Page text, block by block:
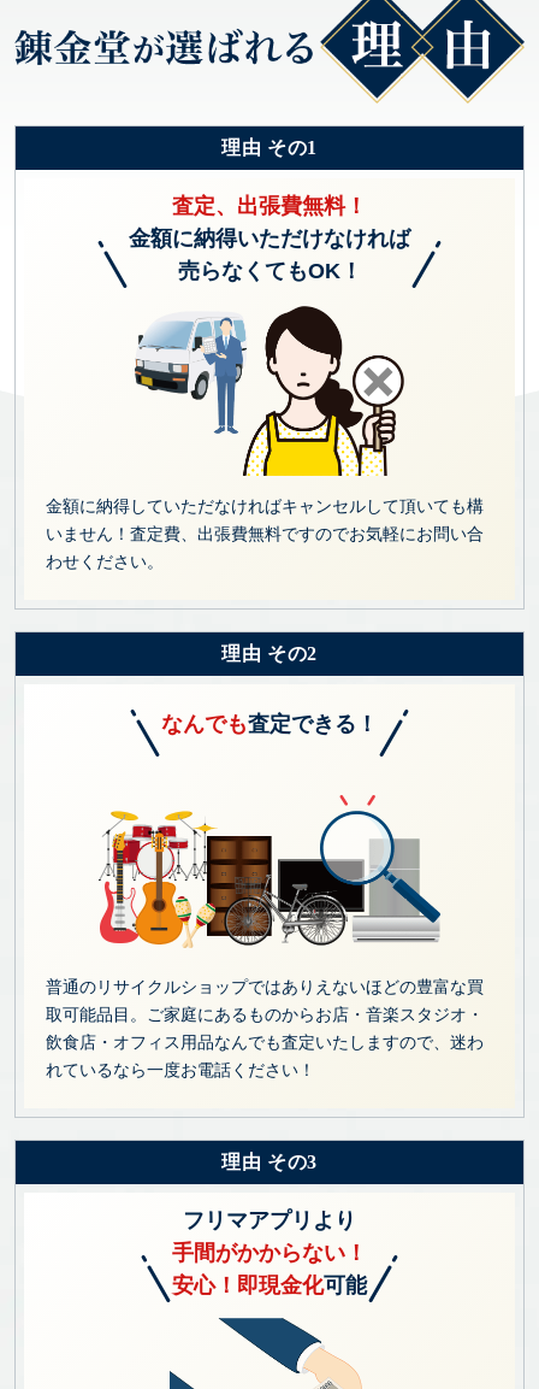
理由 その1
査定、出張費無料！
金額に納得いただけなければ
売らなくてもOK！
金額に納得していただなければキャンセルして頂いても構
いません！査定費、出張費無料ですのでお気軽にお問い合
わせください。
理由 その2
なんでも査定できる！
普通のリサイクルショップではありえないほどの豊富な買
取可能品目。ご家庭にあるものからお店・音楽スタジオ・
飲食店・オフィス用品なんでも査定いたしますので、迷わ
れているなら一度お電話ください！
理由 その3
フリマアプリより
手間がかからない！
安心！即現金化可能